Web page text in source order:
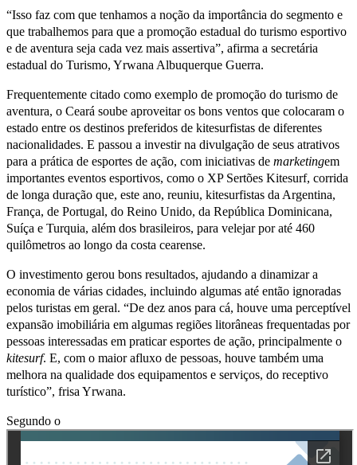
“Isso faz com que tenhamos a noção da importância do segmento e
que trabalhemos para que a promoção estadual do turismo esportivo
e de aventura seja cada vez mais assertiva”, afirma a secretária
estadual do Turismo, Yrwana Albuquerque Guerra.
Frequentemente citado como exemplo de promoção do turismo de
aventura, o Ceará soube aproveitar os bons ventos que colocaram o
estado entre os destinos preferidos de kitesurfistas de diferentes
nacionalidades. E passou a investir na divulgação de seus atrativos
para a prática de esportes de ação, com iniciativas de marketingem
importantes eventos esportivos, como o XP Sertões Kitesurf, corrida
de longa duração que, este ano, reuniu, kitesurfistas da Argentina,
França, de Portugal, do Reino Unido, da República Dominicana,
Suíça e Turquia, além dos brasileiros, para velejar por até 460
quilômetros ao longo da costa cearense.
O investimento gerou bons resultados, ajudando a dinamizar a
economia de várias cidades, incluindo algumas até então ignoradas
pelos turistas em geral. “De dez anos para cá, houve uma perceptível
expansão imobiliária em algumas regiões litorâneas frequentadas por
pessoas interessadas em praticar esportes de ação, principalmente o
kitesurf. E, com o maior afluxo de pessoas, houve também uma
melhora na qualidade dos equipamentos e serviços, do receptivo
turístico”, frisa Yrwana.
Segundo o